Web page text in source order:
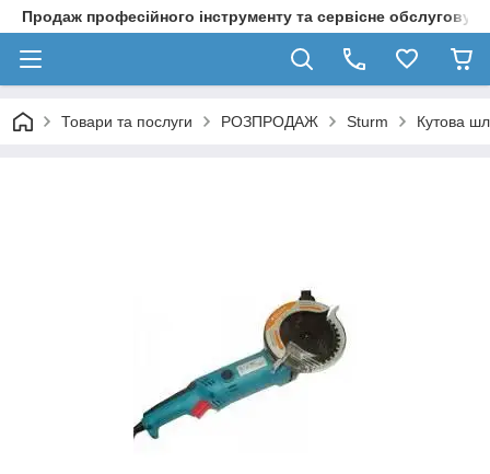
Продаж професійного інструменту та сервісне
Товари та послуги РОЗПРОДАЖ Sturm Кутова